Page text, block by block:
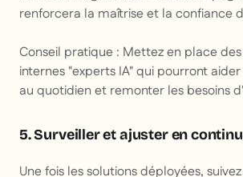
renforcera la maîtrise et la confiance
Conseil pratique : Mettez en place
internes "experts IA" qui pourront
au quotidien et remonter les besoins
5. Surveiller et ajuster en continu
Une fois les solutions déployées,